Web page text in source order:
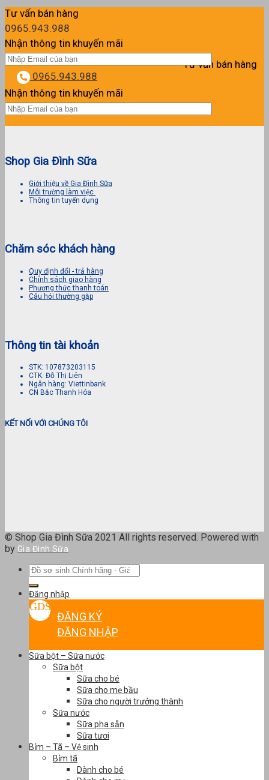
Tư vấn bán hàng
0965.943.988
Nhận thông tin khuyến mãi
Tư vấn bán hàng
0965.943.988
Nhận thông tin khuyến mãi
Shop Gia Đình Sữa
Giới thiệu về Gia Đình Sữa
Môi trường làm việc
Thông tin tuyển dụng
Chăm sóc khách hàng
Quy định đổi - trả hàng
Chính sách giao hàng
Phương thức thanh toán
Câu hỏi thường gặp
Thông tin tài khoản
STK: 107873203115
CTK: Đỗ Thị Liên
Ngân hàng: Viettinbank
CN Bắc Thanh Hóa
KẾT NỐI VỚI CHÚNG TÔI
© Shop Gia Đình Sữa 2021 All rights reserved. Powered with
by Gia Đình Sữa
Tìm
Đăng nhập
ĐĂNG KÝ
ĐĂNG NHẬP
Sữa bột – Sữa nước
Sữa bột
Sữa cho bé
Sữa cho mẹ bầu
Sữa cho người trưởng thành
Sữa nước
Sữa pha sẵn
Sữa tươi
Bỉm – Tã – Vệ sinh
Bỉm tã
Dành cho bé